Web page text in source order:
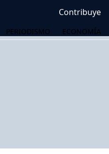
Contribuye
PERIODISMO ECONOMÍA